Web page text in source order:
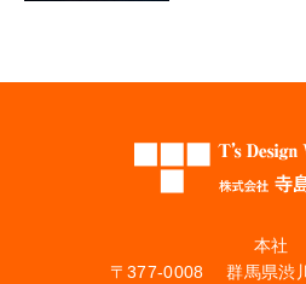
本社
〒377-0008 群馬県渋